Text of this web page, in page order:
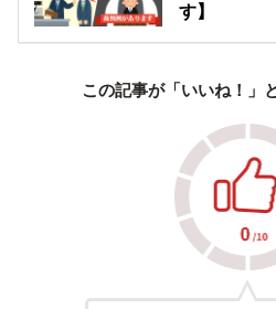
す】
この記事が「いいね！」